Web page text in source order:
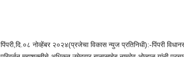
पिंपरी,दि.०८ नोव्हेंबर २०२४(प्रजेचा विकास न्युज प्रतिनिधी):-पिंपरी